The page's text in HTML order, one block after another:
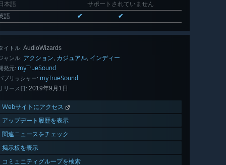
本語
サポートされていません
語
✔ ✔
イトル: AudioWizards
ャンル: アクション, カジュアル, インディー
発元: myTrueSound
ブリッシャー: myTrueSound
リース日: 2019年9月1日
Webサイトにアクセス
アップデート履歴を表示
関連ニュースをチェック
掲示板を表示
コミュニティグループを検索